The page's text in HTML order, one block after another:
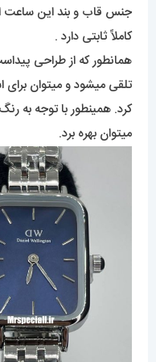
جنس قاب و بند این
کاملاً ثابتی دارد .
همانطور که از طراحی
تلقی میشود و میتوان برای
کرد. همینطور با توجه به
میتوان بهره برد.